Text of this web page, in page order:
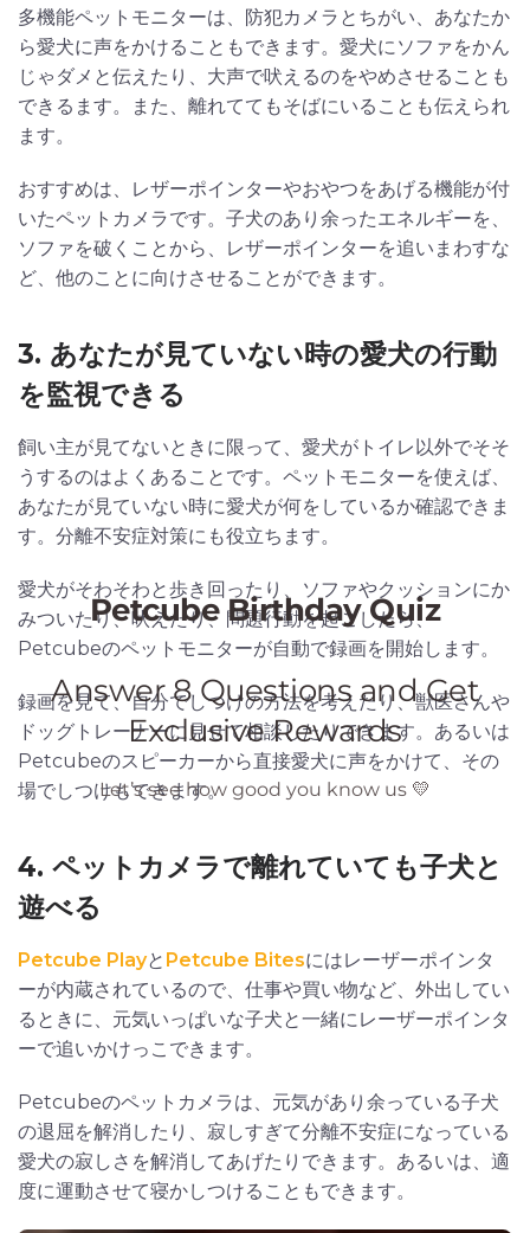
多機能ペットモニターは、防犯カメラとちがい、あなたか
ら愛犬に声をかけることもできます。愛犬にソファをかん
じゃダメと伝えたり、大声で吠えるのをやめさせることも
できるます。また、離れててもそばにいることも伝えられ
ます。
おすすめは、レザーポインターやおやつをあげる機能が付
いたペットカメラです。子犬のあり余ったエネルギーを、
ソファを破くことから、レザーポインターを追いまわすな
ど、他のことに向けさせることができます。
3. あなたが見ていない時の愛犬の行動
を監視できる
飼い主が見てないときに限って、愛犬がトイレ以外でそそ
うするのはよくあることです。ペットモニターを使えば、
あなたが見ていない時に愛犬が何をしているか確認できま
す。分離不安症対策にも役立ちます。
愛犬がそわそわと歩き回ったり、ソファやクッションにか
みついたり、吠えたり、問題行動を起こしたら、
Petcubeのペットモニターが自動で録画を開始します。
録画を見て、自分でしつけの方法を考えたり、獣医さんや
ドッグトレーナーに見せて相談したりできます。あるいは
Petcubeのスピーカーから直接愛犬に声をかけて、その
場でしつけもできます。
4. ペットカメラで離れていても子犬と
遊べる
Petcube Playと Petcube Bitesにはレーザーポインタ
ーが内蔵されているので、仕事や買い物など、外出してい
るときに、元気いっぱいな子犬と一緒にレーザーポインタ
ーで追いかけっこできます。
Petcubeのペットカメラは、元気があり余っている子犬
の退屈を解消したり、寂しすぎて分離不安症になっている
愛犬の寂しさを解消してあげたりできます。あるいは、適
度に運動させて寝かしつけることもできます。